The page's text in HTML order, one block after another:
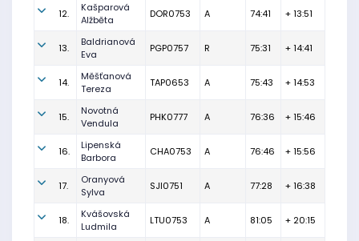
12.
Kašparová
Alžběta
DOR0753 A 74:41 + 13:51
13.
Baldrianová
Eva
PGP0757 R 75:31 + 14:41
14.
Měšťanová
Tereza
TAP0653 A 75:43 + 14:53
15.
Novotná
Vendula
PHK0777 A 76:36 + 15:46
16.
Lipenská
Barbora
CHA0753 A 76:46 + 15:56
17.
Oranyová
Sylva
SJI0751 A 77:28 + 16:38
18.
Kvášovská
Ludmila
LTU0753 A 81:05 + 20:15